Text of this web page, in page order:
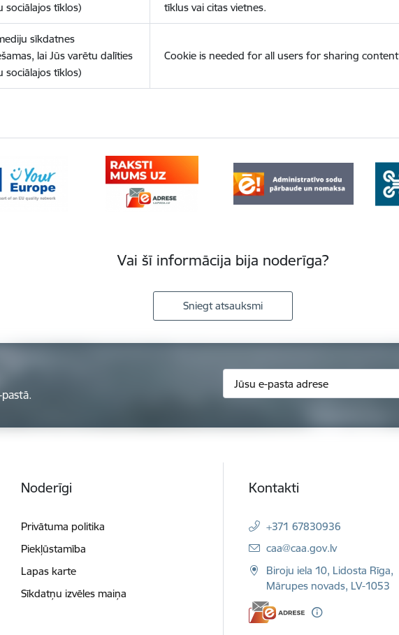
sociālajos tīklos)
tīklus vai citas vietnes.
sīkdatnes
lai Jūs varētu dalīties
sociālajos tīklos)
Cookie is needed for all users for sharing content
Vai šī informācija bija noderīga?
Sniegt atsauksmi
Noderīgi
Privātuma politika
Piekļūstamība
Lapas karte
Sīkdatņu izvēles maiņa
Kontakti
+371 67830936
E-pasts:
caa@caa.gov.lv
Biroju iela 10, Lidosta Rīga,
Mārupes novads, LV-1053